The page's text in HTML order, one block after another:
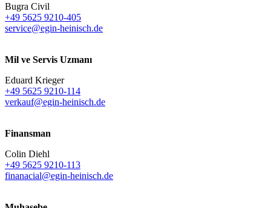
Bugra Civil
+49 5625 9210-405
service@egin-heinisch.de
Mil ve Servis Uzmanı
Eduard Krieger
+49 5625 9210-114
verkauf@egin-heinisch.de
Finansman
Colin Diehl
+49 5625 9210-113
finanacial@egin-heinisch.de